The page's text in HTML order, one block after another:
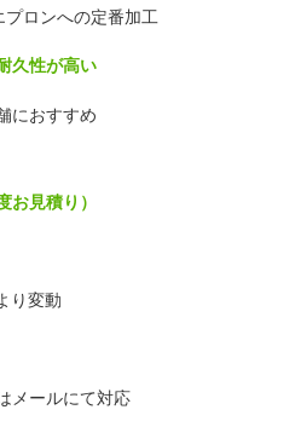
ロンへの定番加工
久性が高い
におすすめ
お見積り）
り変動
メールにて対応